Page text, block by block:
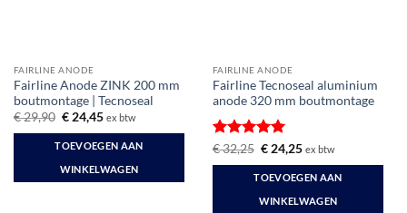
FAIRLINE ANODE
Fairline Anode ZINK 200 mm
boutmontage | Tecnoseal
€29,90 Oorspronkelijke
was:
€ 29,90.
€24,45Huidige
is:
€ 24,45.
ex btw
TOEVOEGEN AAN
WINKELWAGEN
FAIRLINE ANODE
Fairline Tecnoseal aluminium
anode 320 mm boutmontage
Gewaardeerd
5uit 5
€32,25 Oorspronkelijke
was:
€ 32,25.
€24,25Huidige
is:
€ 24,25.
ex btw
TOEVOEGEN AAN
WINKELWAGEN